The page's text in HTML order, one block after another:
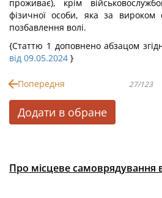
проживає), крім
фізичної особи, яка за вироком
позбавлення волі.
{Статтю 1 доповнено абзацом
від 09.05.2024 }
Попередня 27/123
Додати в обране
Про місцеве самоврядування